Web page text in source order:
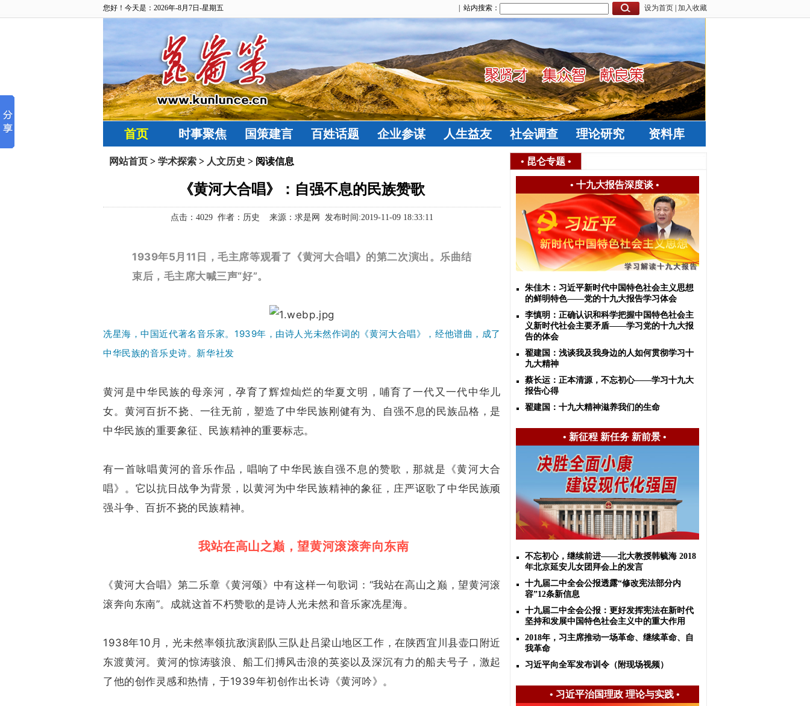
您好！今天是：2026年-8月7日-星期五 设为首页 加入收藏
| 站内搜索：
首页 时事聚焦 国策建言 百姓话题 企业参谋 人生益友 社会调查 理论研究 资料库
网站首页 > 学术探索 > 人文历史 > 阅读信息
《黄河大合唱》：自强不息的民族赞歌
点击： 4029 作者：历史 来源：求是网 发布时间:2019-11-09 18:33:11
1939年5月11日，毛主席等观看了《黄河大合唱》的第二次演出。乐曲结
束后，毛主席大喊三声“好”。
冼星海，中国近代著名音乐家。 1939年，由诗人光未然作词的《黄河大合唱》，经他谱曲，成了
中华民族的音乐史诗。 新华社发
黄河是中华民族的母亲河，孕育了辉煌灿烂的华夏文明，哺育了一代又一代中华儿
女。黄河百折不挠、一往无前，塑造了中华民族刚健有为、自强不息的民族品格，是
中华民族的重要象征、民族精神的重要标志。
有一首咏唱黄河的音乐作品，唱响了中华民族自强不息的赞歌，那就是《黄河大合
唱》。它以抗日战争为背景，以黄河为中华民族精神的象征，庄严讴歌了中华民族顽
强斗争、百折不挠的民族精神。
我站在高山之巅，望黄河滚滚奔向东南
《黄河大合唱》第二乐章《黄河颂》中有这样一句歌词：“我站在高山之巅，望黄河滚
滚奔向东南”。成就这首不朽赞歌的是诗人光未然和音乐家冼星海。
1938年10月，光未然率领抗敌演剧队三队赴吕梁山地区工作，在陕西宜川县壶口附近
东渡黄河。黄河的惊涛骇浪、船工们搏风击浪的英姿以及深沉有力的船夫号子，激起
了他的创作灵感和热情，于1939年初创作出长诗《黄河吟》。
• 昆仑专题 •
• 十九大报告深度谈•
朱佳木：习近平新时代中国特色社会主义思想
的鲜明特色——党的十九大报告学习体会
李慎明：正确认识和科学把握中国特色社会主
义新时代社会主要矛盾——学习党的十九大报
告的体会
翟建国：浅谈我及我身边的人如何贯彻学习十
九大精神
蔡长运：正本清源，不忘初心——学习十九大
报告心得
翟建国：十九大精神滋养我们的生命
• 新征程 新任务 新前景•
不忘初心，继续前进——北大教授韩毓海 2018
年北京延安儿女团拜会上的发言
十九届二中全会公报透露“修改宪法部分内
容”12条新信息
十九届二中全会公报：更好发挥宪法在新时代
坚持和发展中国特色社会主义中的重大作用
2018年，习主席推动一场革命、继续革命、自
我革命
习近平向全军发布训令（附现场视频）
• 习近平治国理政 理论与实践•